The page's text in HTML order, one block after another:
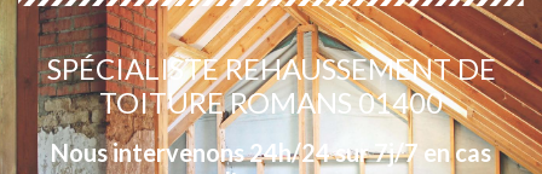
SPÉCIALISTE REHAUSSEMENT DE
TOITURE ROMANS 01400
Nous intervenons 24h/24 sur 7j/7 en cas